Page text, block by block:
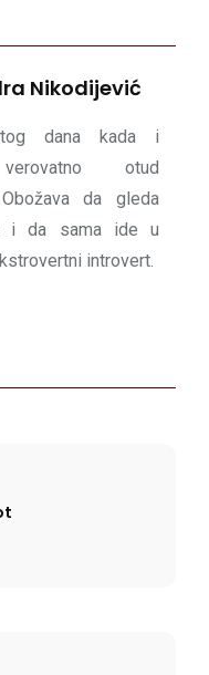
Nikodijević
dana kada i
otud
da gleda
i da sama ide u
introvert.